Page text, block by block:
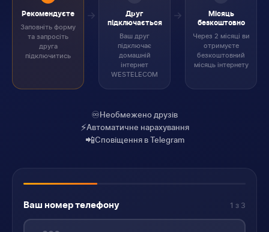
Рекомендуєте
Заповніть форму
та запросіть
друга
підключитись
Друг
підключається
Ваш друг
підключає
домашній
інтернет
WESTELECOM
Місяць
безкоштовно
Через 2 місяці ви
отримуєте
безкоштовний
місяць інтернету
♾️Необмежено друзів
⚡Автоматичне нарахування
📲Сповіщення в Telegram
Ваш номер телефону 1 з 3